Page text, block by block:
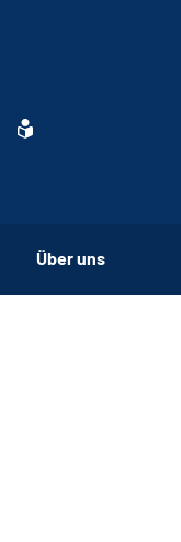
Über uns